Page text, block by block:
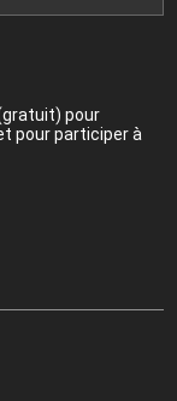
pour
pour participer à